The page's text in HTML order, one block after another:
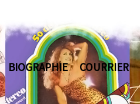
BIOGRAPHIE COURRIER